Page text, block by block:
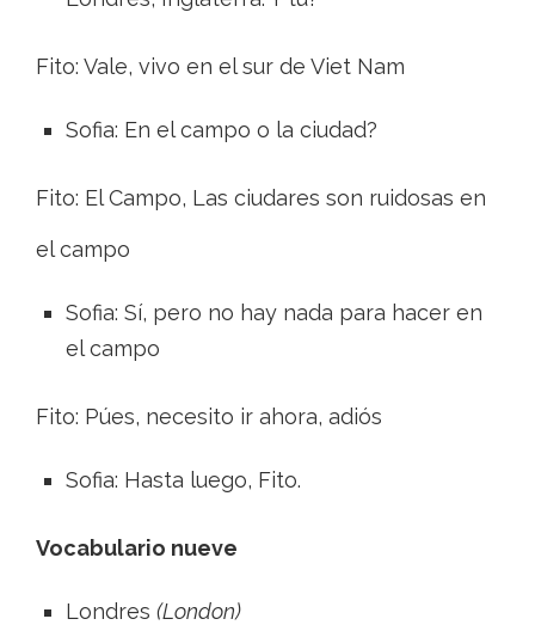
Fito: Vale, vivo en el sur de Viet Nam
Sofia: En el campo o la ciudad?
Fito: El Campo, Las ciudares son ruidosas en
el campo
Sofia: Sí, pero no hay nada para hacer en
el campo
Fito: Púes, necesito ir ahora, adiós
Sofia: Hasta luego, Fito.
Vocabulario nueve
Londres (London)